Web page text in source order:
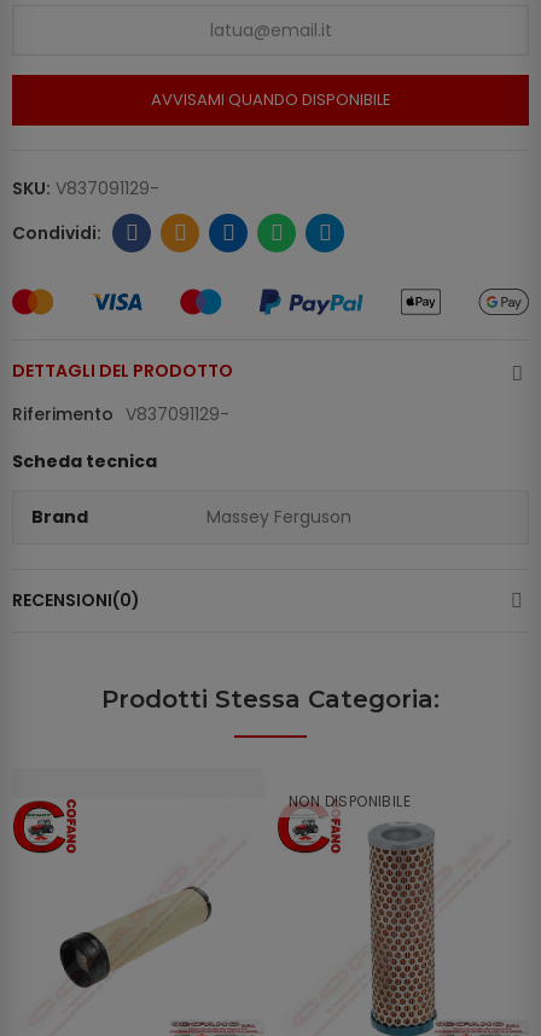
AVVISAMI QUANDO DISPONIBILE
SKU: V837091129-
DETTAGLI DEL PRODOTTO
Riferimento V837091129-
Scheda tecnica
Brand Massey Ferguson
RECENSIONI(0)
Prodotti Stessa Categoria:
NON DISPONIBILE